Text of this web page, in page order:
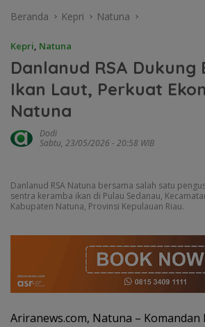
Beranda Kepri Natuna
Kepri, Natuna
Danlanud RSA Dukung
Ikan Laut, Perkuat
Natuna
Dodi
Sabtu, 23/05/2026 - 20:58 WIB
Danlanud RSA Natuna bersama salah satu
sentra keramba ikan di Pulau Sedanau,
Kabupaten Natuna, Provinsi Kepulauan Riau.
Ariranews.com, Natuna – Komandan